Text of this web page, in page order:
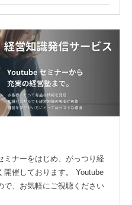
ミナーをはじめ、がっつり経
開催しております。 Youtube
で、お気軽にご視聴ください